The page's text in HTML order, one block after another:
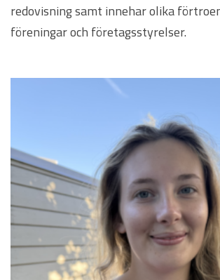
redovisning samt innehar olika
föreningar och företagsstyrelser.